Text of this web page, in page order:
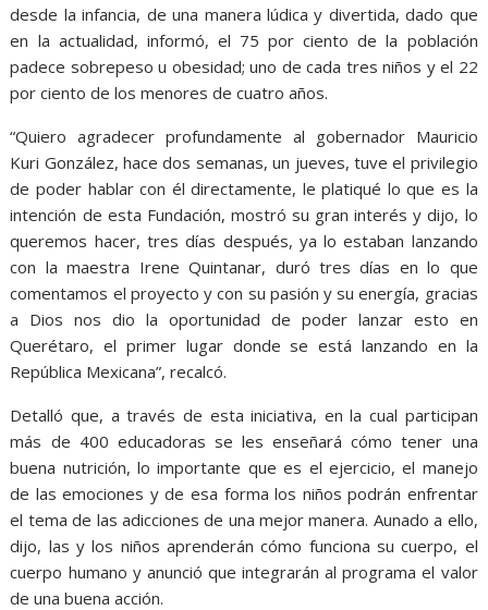
desde la infancia, de una manera lúdica y divertida, dado que
en la actualidad, informó, el 75 por ciento de la población
padece sobrepeso u obesidad; uno de cada tres niños y el 22
por ciento de los menores de cuatro años.
“Quiero agradecer profundamente al gobernador Mauricio
Kuri González, hace dos semanas, un jueves, tuve el privilegio
de poder hablar con él directamente, le platiqué lo que es la
intención de esta Fundación, mostró su gran interés y dijo, lo
queremos hacer, tres días después, ya lo estaban lanzando
con la maestra Irene Quintanar, duró tres días en lo que
comentamos el proyecto y con su pasión y su energía, gracias
a Dios nos dio la oportunidad de poder lanzar esto en
Querétaro, el primer lugar donde se está lanzando en la
República Mexicana”, recalcó.
Detalló que, a través de esta iniciativa, en la cual participan
más de 400 educadoras se les enseñará cómo tener una
buena nutrición, lo importante que es el ejercicio, el manejo
de las emociones y de esa forma los niños podrán enfrentar
el tema de las adicciones de una mejor manera. Aunado a ello,
dijo, las y los niños aprenderán cómo funciona su cuerpo, el
cuerpo humano y anunció que integrarán al programa el valor
de una buena acción.